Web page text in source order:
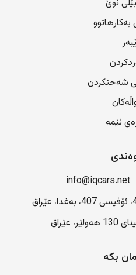
نوێ
بەکارهاتوو
شەحنکردن
ئێمە
info@iqcars.net
بکە